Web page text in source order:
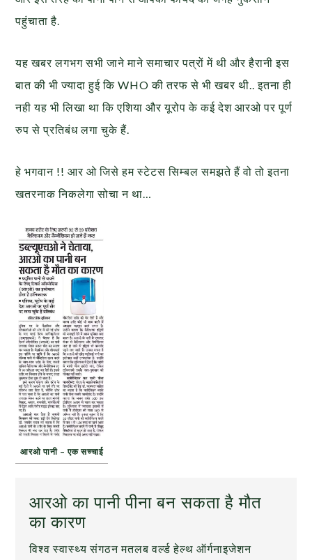
पहुंचाता है.
यह खबर लगभग सभी जाने माने समाचार पत्रों में थी और हैरानी इस
बात की भी ज्यादा हुई कि WHO की तरफ से भी खबर थी.. इतना ही
नही यह भी लिखा था कि एशिया और यूरोप के कई देश आरओ पर पूर्ण
रुप से प्रतिबंध लगा चुके हैं.
हे भगवान !! आर ओ जिसे हम स्टेटस सिम्बल समझते हैं वो तो इतना
खतरनाक निकलेगा सोचा न था…
आरओ पानी – एक सच्चाई
आरओ का पानी पीना बन सकता है मौत
का कारण
विश्व स्वास्थ्य संगठन मतलब वर्ल्ड हेल्थ ऑर्गनाइजेशन